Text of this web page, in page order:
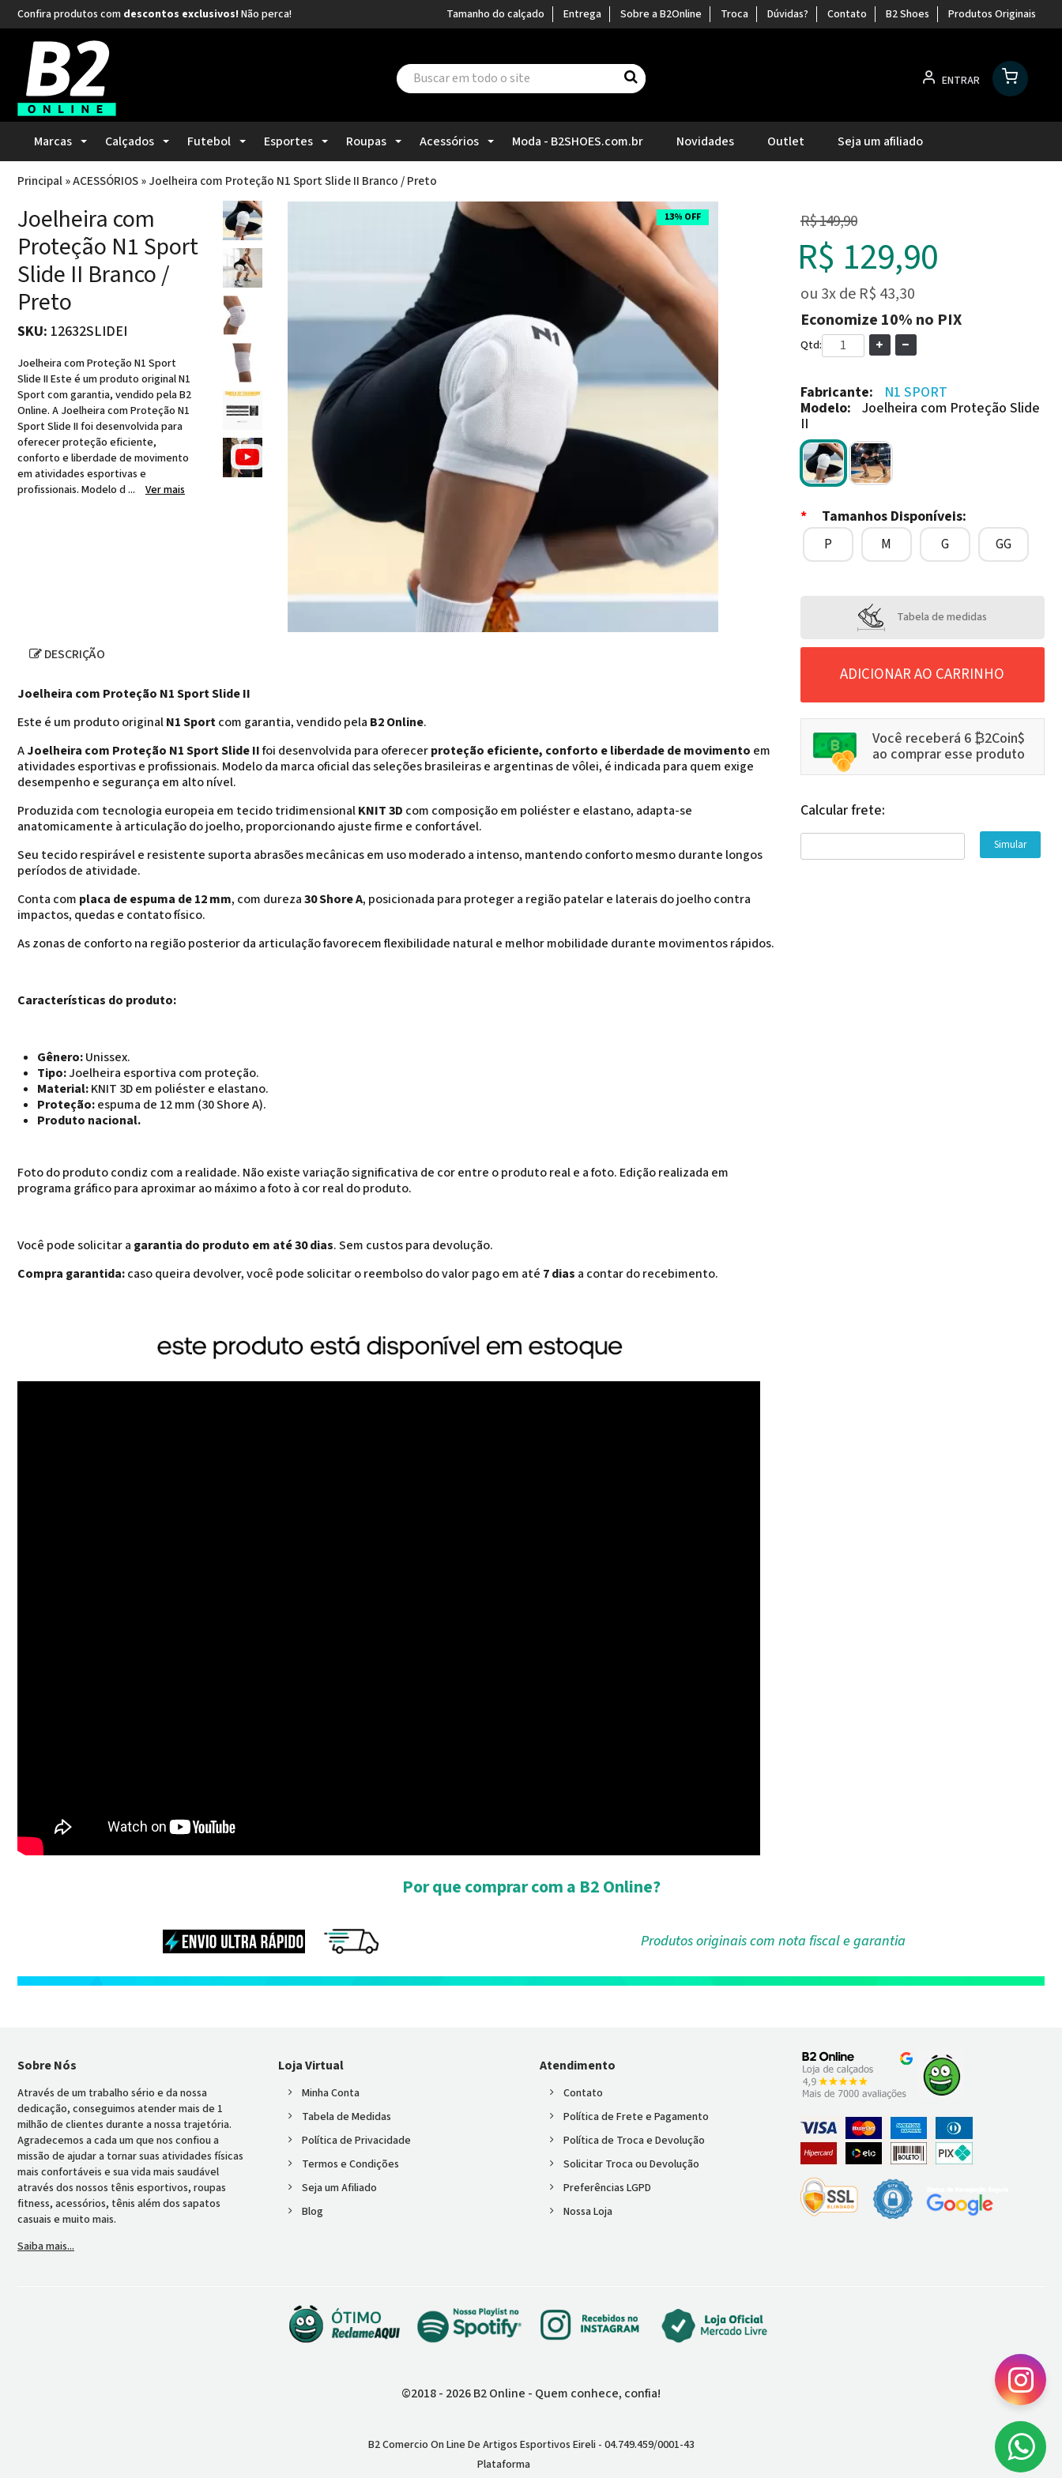
Confira produtos com descontos exclusivos! Não perca! Tamanho do calçado Entrega Sobre a B2Online Troca Dúvidas? Contato B2 Shoes Produtos Originais
ENTRAR
Marcas Calçados Futebol Esportes Roupas Acessórios Moda - B2SHOES.com.br Novidades Outlet Seja um afiliado
Principal»ACESSÓRIOS»Joelheira com Proteção N1 Sport Slide II Branco / Preto
Joelheira com
Proteção N1 Sport
Slide II Branco /
Preto
SKU: 12632SLIDEI
Joelheira com Proteção N1 Sport
Slide II Este é um produto original N1
Sport com garantia, vendido pela B2
Online. A Joelheira com Proteção N1
Sport Slide II foi desenvolvida para
oferecer proteção eficiente,
conforto e liberdade de movimento
em atividades esportivas e
profissionais. Modelo d ...
Ver mais
13% OFF
DESCRIÇÃO
Joelheira com Proteção N1 Sport Slide II
Este é um produto originalN1 Sportcom garantia, vendido pela B2 Online.
AJoelheira com Proteção N1 Sport Slide IIfoi desenvolvida para oferecerproteção eficiente, conforto e liberdade de movimento em
atividades esportivas e profissionais. Modelo da marca oficial das seleções brasileiras e argentinas de vôlei, é indicada para quem exige
desempenho e segurança em alto nível.
Produzida com tecnologia europeia em tecido tridimensionalKNIT 3D com composição em poliéster e elastano, adapta-se
anatomicamente à articulação do joelho, proporcionando ajuste firme e confortável.
Seu tecido respirável e resistente suporta abrasões mecânicas em uso moderado a intenso, mantendo conforto mesmo durante longos
períodos de atividade.
Conta com placa de espuma de 12 mm, com dureza30 Shore A, posicionada para proteger a região patelar e laterais do joelho contra
impactos, quedas e contato físico.
As zonas de conforto na região posterior da articulação favorecem flexibilidade natural e melhor mobilidade durante movimentos rápidos.
Características do produto:
Gênero:Unissex.
Tipo:Joelheira esportiva com proteção.
Material:KNIT 3D em poliéster e elastano.
Proteção:espuma de 12 mm (30 Shore A).
Produto nacional.
Foto do produto condiz com a realidade. Não existe variação significativa de cor entre o produto real e a foto. Edição realizada em
programa gráfico para aproximar ao máximo a foto à cor real do produto.
Você pode solicitar a garantia do produto em até 30 dias. Sem custos para devolução.
Compra garantida:caso queira devolver, você pode solicitar o reembolso do valor pago em até 7 dias a contar do recebimento.
R$ 149,90
R$ 129,90
ou 3xde R$ 43,30
Economize 10% no PIX
Qtd:
Fabricante:
N1 SPORT
Modelo: Joelheira com Proteção Slide
II
* Tamanhos Disponíveis:
P M G GG
Tabela de medidas
Você receberá 6 ₿2Coin$
ao comprar esse produto
Calcular frete:
Por que comprar com a B2 Online?
Produtos originais com nota fiscal e garantia
Sobre Nós
Através de um trabalho sério e da nossa
dedicação, conseguimos atender mais de 1
milhão de clientes durante a nossa trajetória.
Agradecemos a cada um que nos confiou a
missão de ajudar a tornar suas atividades físicas
mais confortáveis e sua vida mais saudável
através dos nossos tênis esportivos, roupas
fitness, acessórios, tênis além dos sapatos
casuais e muito mais.
Saiba mais...
Loja Virtual
Minha Conta
Tabela de Medidas
Política de Privacidade
Termos e Condições
Seja um Afiliado
Blog
Atendimento
Contato
Política de Frete e Pagamento
Política de Troca e Devolução
Solicitar Troca ou Devolução
Preferências LGPD
Nossa Loja
©2018 - 2026 B2 Online - Quem conhece, confia!
B2 Comercio On Line De Artigos Esportivos Eireli - 04.749.459/0001-43
Plataforma